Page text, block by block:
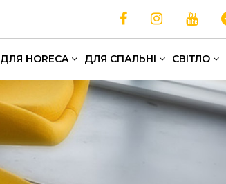
ДЛЯ HORECA ДЛЯ СПАЛЬНІ СВІТЛО